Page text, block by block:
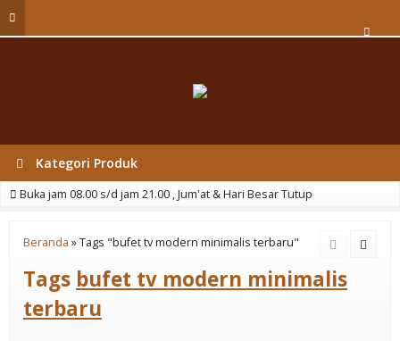
Kategori Produk
Buka jam 08.00 s/d jam 21.00 , Jum'at & Hari Besar Tutup
Beranda »Tags "bufet tv modern minimalis terbaru"
Tags bufet tv modern minimalis
terbaru